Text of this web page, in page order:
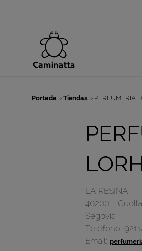
Portada » Tiendas » PERFUMERIA
LA RESINA
40200 -
Segovia
Teléfono:
Email: